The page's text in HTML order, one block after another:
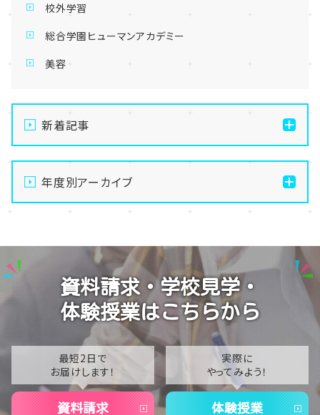
校外学習
総合学園ヒューマンアカデミー
美容
新着記事
【大宮第二】公式LINEから🔶かんたん＆便利🔶に学校
見学しちゃおう✨
【大宮第二】🔶ヘアスタイリスト🔶実技課題に挑戦～美
【大宮第二】2026年★新生SNS部★メンバー加入で始
動です(*^-^*)
【大宮第二】毎月大人気のヴォーカルレコーディング体
験(^^♪
【大宮第二】生徒の企画で『鉄道博物館』に行ってきまし
た⭐
年度別アーカイブ
2025
2024
2023
2021
2020
資料請求・学校見学・
体験授業はこちらから
最短2日で
お届けします！
資料請求
実際に
やってみよう！
体験授業